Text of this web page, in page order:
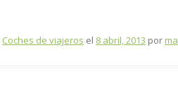
Coches de viajeros el 8 abril, 2013 por